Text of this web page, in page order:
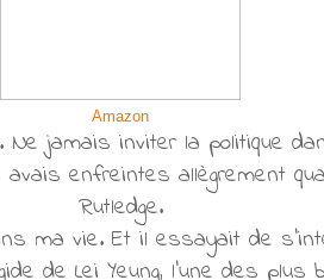
Amazon
jamais inviter la politique
enfreintes allègrement
Rutledge.
ma vie. Et il essayait de
de Lei Yeung, l’une des